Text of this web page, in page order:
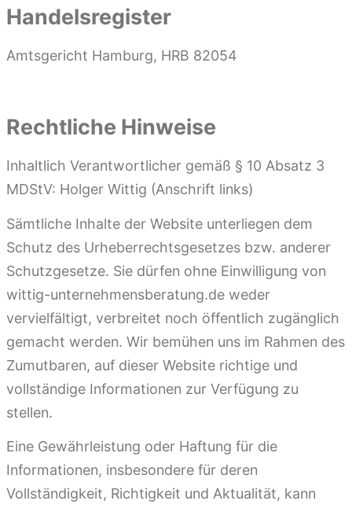
Handelsregister
Amtsgericht Hamburg, HRB 82054
Rechtliche Hinweise
Inhaltlich Verantwortlicher gemäß § 10 Absatz 3
MDStV: Holger Wittig (Anschrift links)
Sämtliche Inhalte der Website unterliegen dem
Schutz des Urheberrechtsgesetzes bzw. anderer
Schutzgesetze. Sie dürfen ohne Einwilligung von
wittig-unternehmensberatung.de weder
vervielfältigt, verbreitet noch öffentlich zugänglich
gemacht werden. Wir bemühen uns im Rahmen des
Zumutbaren, auf dieser Website richtige und
vollständige Informationen zur Verfügung zu
stellen.
Eine Gewährleistung oder Haftung für die
Informationen, insbesondere für deren
Vollständigkeit, Richtigkeit und Aktualität, kann